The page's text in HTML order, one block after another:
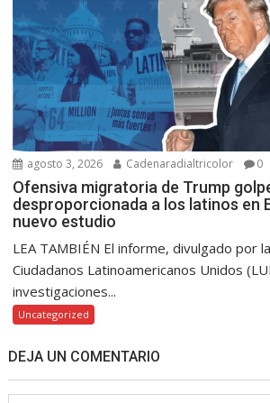
agosto 3, 2026 Cadenaradialtricolor 0
Ofensiva migratoria de Trump
desproporcionada a los latinos en
nuevo estudio
LEA TAMBIÉN El informe, divulgado por
Ciudadanos Latinoamericanos Unidos
investigaciones...
Uncategorized
DEJA UN COMENTARIO